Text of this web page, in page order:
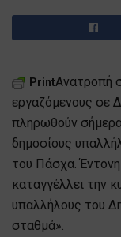
PrintΑνατροπή
εργαζόμενους σε
πληρωθούν
δημοσίους
του Πάσχα.
καταγγέλλει την
υπαλλήλους του
σταθμά».